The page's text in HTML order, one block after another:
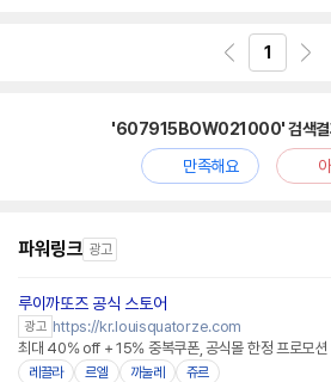
1
'607915BOW021000' 검색결
만족해요
파워링크 광고
루이까또즈 공식 스토어
광고 https://kr.louisquatorze.com
최대 40% off + 15% 중복쿠폰, 공식몰 한정 프로모션
레끌라 르엘 까눌레 쥬르